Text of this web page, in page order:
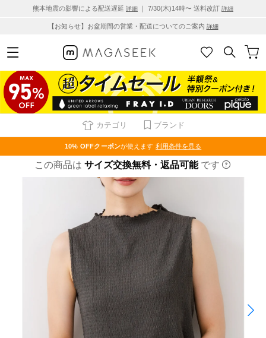
熊本地震の影響による配送遅延 詳細 ｜ 7/30(木)14時〜 送料改訂 詳細
【お知らせ】お盆期間の営業・配送についてのご案内 詳細
カテゴリ ブランド
10% OFFクーポンが使えます 利用条件を見る
この商品は サイズ交換無料・返品可能 です